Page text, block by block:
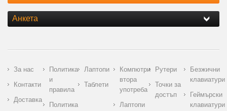
Анкета
За нас
Контакти
Доставка
Политика
и
правила
Политика
Лаптопи
Таблети
Компютри
втора
употреба
Лаптопи
Рутери
Точки за
достъп
Безжични
клавиатури
Геймърски
клавиатури